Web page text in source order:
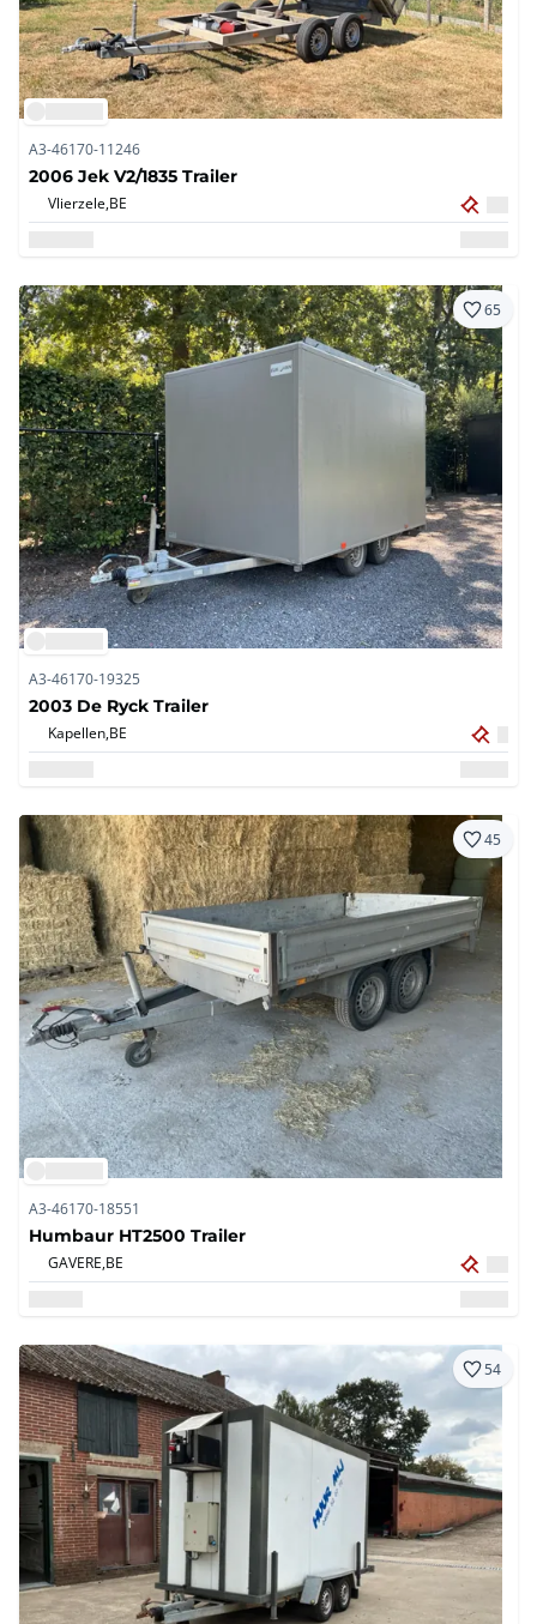
A3-46170-11246
2006 Jek V2/1835 Trailer
Vlierzele,BE
65
A3-46170-19325
2003 De Ryck Trailer
Kapellen,BE
45
A3-46170-18551
Humbaur HT2500 Trailer
GAVERE,BE
54